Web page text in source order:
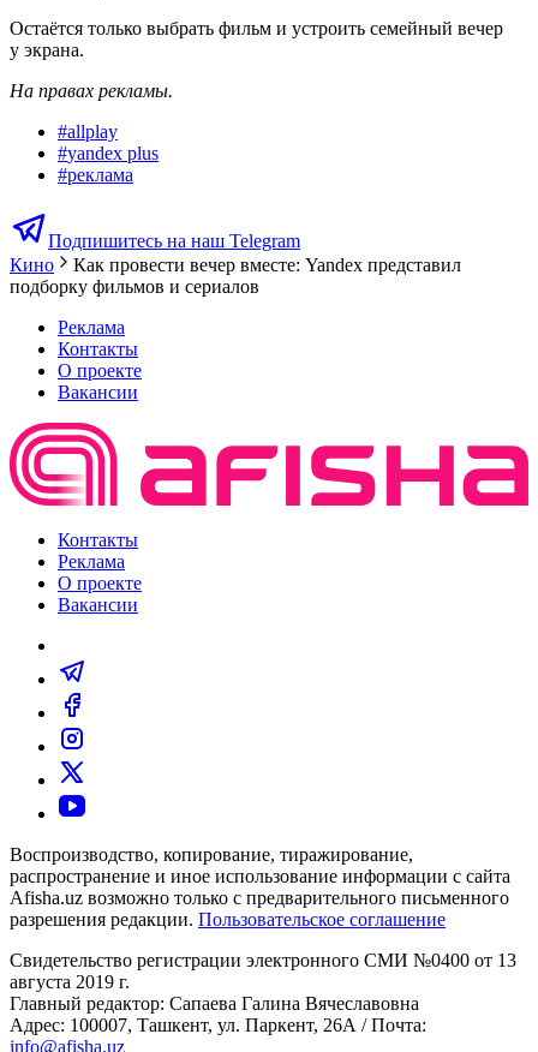
Остаётся только выбрать фильм и устроить семейный вечер
у экрана.
На правах рекламы.
#allplay
#yandex plus
#реклама
Подпишитесь на наш Telegram
Кино
Как провести вечер вместе: Yandex представил
подборку фильмов и сериалов
Реклама
Контакты
О проекте
Вакансии
Контакты
Реклама
О проекте
Вакансии
Воспроизводство, копирование, тиражирование,
распространение и иное использование информации с сайта
Afisha.uz возможно только с предварительного письменного
разрешения редакции. Пользовательское соглашение
Свидетельство регистрации электронного СМИ №0400 от 13
августа 2019 г.
Главный редактор: Сапаева Галина Вячеславовна
Адрес: 100007, Ташкент, ул. Паркент, 26А / Почта:
info@afisha.uz